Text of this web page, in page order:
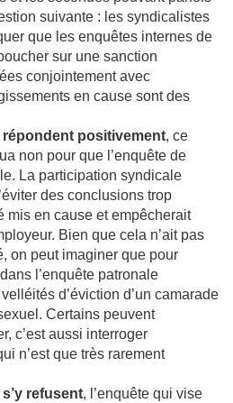
suivante : les syndicalistes
que les enquêtes internes de
sur une sanction
conjointement avec
en cause sont des
positivement, ce
non pour que l’enquête de
La participation syndicale
des conclusions trop
mis en cause et empêcherait
Bien que cela n’ait pas
on peut imaginer que pour
l’enquête patronale
d’éviction d’un camarade
Certains peuvent
c’est aussi interroger
n’est que très rarement
refusent, l’enquête qui vise